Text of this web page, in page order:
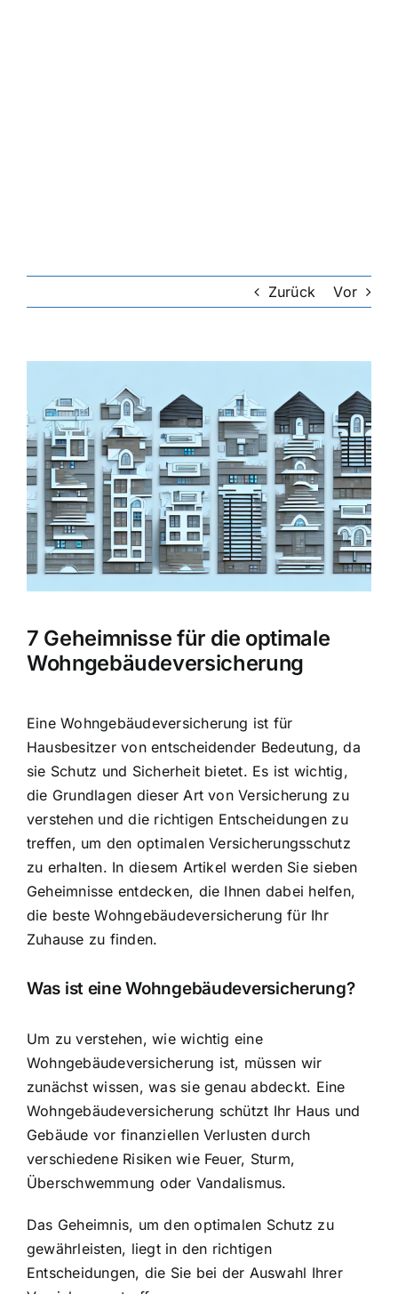
Hausratversicherung
Berufsunfähigkeitsversicherung
Weitere Tarifvergleiche
Hilfe und Kontakt
Zurück Vor
grösseres
Bild
7 Geheimnisse für die optimale
Wohngebäudeversicherung
Eine Wohngebäudeversicherung ist für
Hausbesitzer von entscheidender Bedeutung, da
sie Schutz und Sicherheit bietet. Es ist wichtig,
die Grundlagen dieser Art von Versicherung zu
verstehen und die richtigen Entscheidungen zu
treffen, um den optimalen Versicherungsschutz
zu erhalten. In diesem Artikel werden Sie sieben
Geheimnisse entdecken, die Ihnen dabei helfen,
die beste Wohngebäudeversicherung für Ihr
Zuhause zu finden.
Was ist eine Wohngebäudeversicherung?
Um zu verstehen, wie wichtig eine
Wohngebäudeversicherung ist, müssen wir
zunächst wissen, was sie genau abdeckt. Eine
Wohngebäudeversicherung schützt Ihr Haus und
Gebäude vor finanziellen Verlusten durch
verschiedene Risiken wie Feuer, Sturm,
Überschwemmung oder Vandalismus.
Das Geheimnis, um den optimalen Schutz zu
gewährleisten, liegt in den richtigen
Entscheidungen, die Sie bei der Auswahl Ihrer